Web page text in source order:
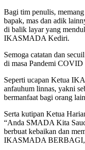
Bagi tim penulis,
bapak, mas dan adik
di balik layar yang
IKASMADA Kediri.
Semoga catatan dan
di masa Pandemi COVID
Seperti ucapan Ketua
anfauhum linnas, yakni
bermanfaat bagi orang
Serta kutipan Ketua
“Anda SMADA Kita
berbuat kebaikan dan
IKASMADA